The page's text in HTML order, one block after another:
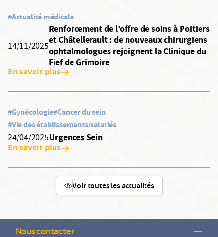
#Actualité médicale
14/11/2025
Renforcement de l’offre de soins à Poitiers
et Châtellerault : de nouveaux chirurgiens
ophtalmologues rejoignent la Clinique du
Fief de Grimoire
En savoir plus
#Gynécologie#Cancer du sein
#Vie des établissements/salariés
24/04/2025Urgences Sein
En savoir plus
Voir toutes les actualités
Nous contacter